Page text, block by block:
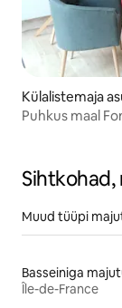
Külalistemaja
Puhkus maal
Muud tüüpi
Basseiniga
Île-de-France